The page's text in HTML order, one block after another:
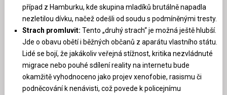
případ z Hamburku, kde skupina mladíků brutálně napadla
nezletilou dívku, načež odešli od soudu s podmíněnými tresty.
Strach promluvit: Tento „druhý strach“ je možná ještě hlubší.
Jde o obavu obětí i běžných občanů z aparátu vlastního státu.
Lidé se bojí, že jakákoliv veřejná stížnost, kritika nezvládnuté
migrace nebo pouhé sdílení reality na internetu bude
okamžitě vyhodnoceno jako projev xenofobie, rasismu či
podněcování k nenávisti, což povede k policejnímu